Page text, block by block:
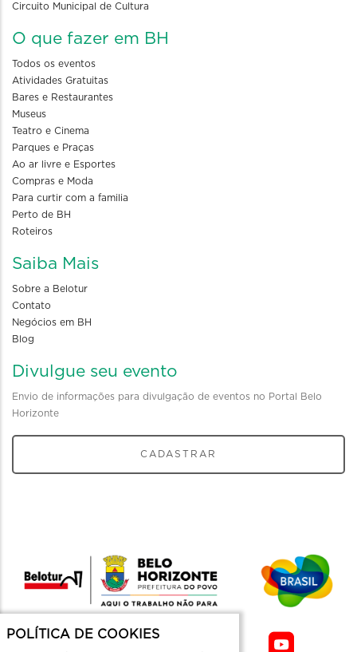
Circuito Municipal de Cultura
O que fazer em BH
Todos os eventos
Atividades Gratuitas
Bares e Restaurantes
Museus
Teatro e Cinema
Parques e Praças
Ao ar livre e Esportes
Compras e Moda
Para curtir com a familia
Perto de BH
Roteiros
Saiba Mais
Sobre a Belotur
Contato
Negócios em BH
Blog
Divulgue seu evento
Envio de informações para divulgação de eventos no Portal Belo
Horizonte
CADASTRAR
POLÍTICA DE COOKIES